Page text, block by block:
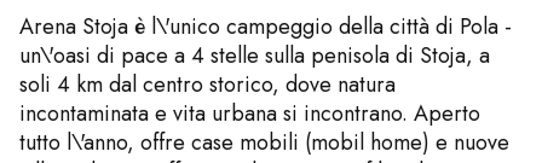
Arena Stoja è l\'unico campeggio della città di Pola -
un\'oasi di pace a 4 stelle sulla penisola di Stoja, a
soli 4 km dal centro storico, dove natura
incontaminata e vita urbana si incontrano. Aperto
tutto l\'anno, offre case mobili (mobil home) e nuove